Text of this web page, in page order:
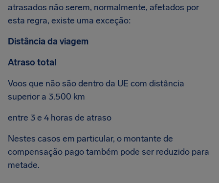
atrasados não serem, normalmente, afetados por
esta regra, existe uma exceção:
Distância da viagem
Atraso total
Voos que não são dentro da UE com distância
superior a 3.500 km
entre 3 e 4 horas de atraso
Nestes casos em particular, o montante de
compensação pago também pode ser reduzido para
metade.